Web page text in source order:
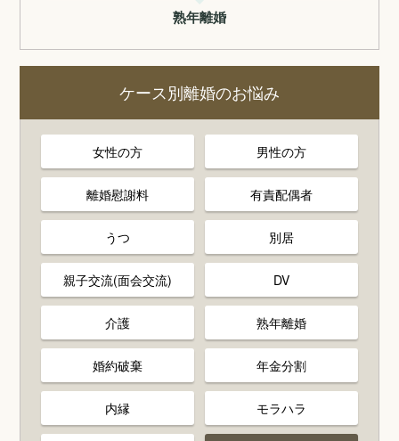
熟年離婚
ケース別離婚のお悩み
女性の方 男性の方
離婚慰謝料 有責配偶者
うつ 別居
親子交流(面会交流) DV
介護 熟年離婚
婚約破棄 年金分割
内縁 モラハラ